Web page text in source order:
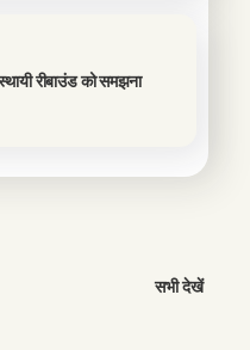
रीबाउंड को समझना
सभी देखें